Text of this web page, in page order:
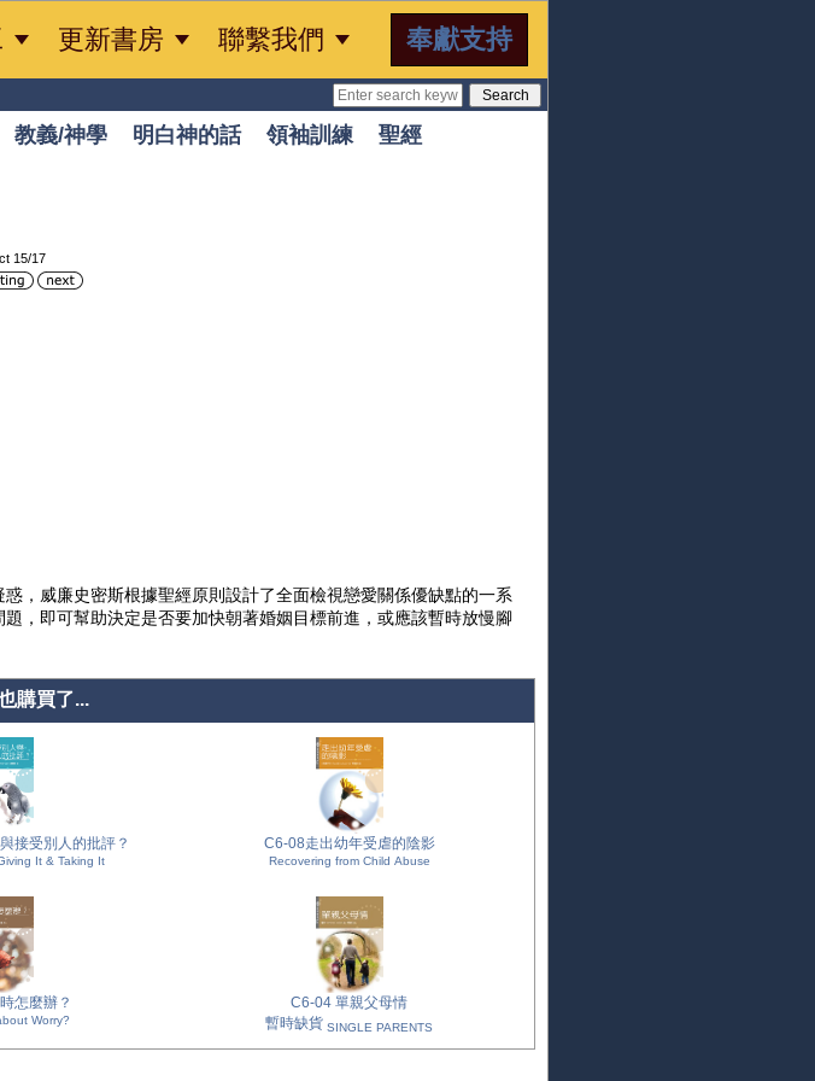
 更新書房  聯繫我們  奉獻支持
教義/神學 明白神的話 領袖訓練
聖經
15/17
，威廉史密斯根據聖經原則設計了全面檢視戀愛關係優缺點的一系
，即可幫助決定是否要加快朝著婚姻目標前進，或應該暫時放慢腳
購買了...
接受別人的批評？
Criticism: Giving It & Taking It
C6-08走出幼年受虐的陰影
Recovering from Child Abuse
怎麼辦？
Worry?
C6-04 單親父母情
暫時缺貨 SINGLE PARENTS